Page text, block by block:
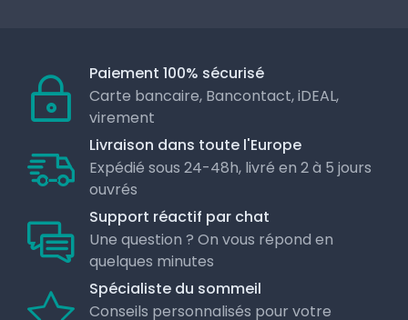
Paiement 100% sécurisé
Carte bancaire, Bancontact, iDEAL,
virement
Livraison dans toute l'Europe
Expédié sous 24-48h, livré en 2 à 5 jours
ouvrés
Support réactif par chat
Une question ? On vous répond en
quelques minutes
Spécialiste du sommeil
Conseils personnalisés pour votre